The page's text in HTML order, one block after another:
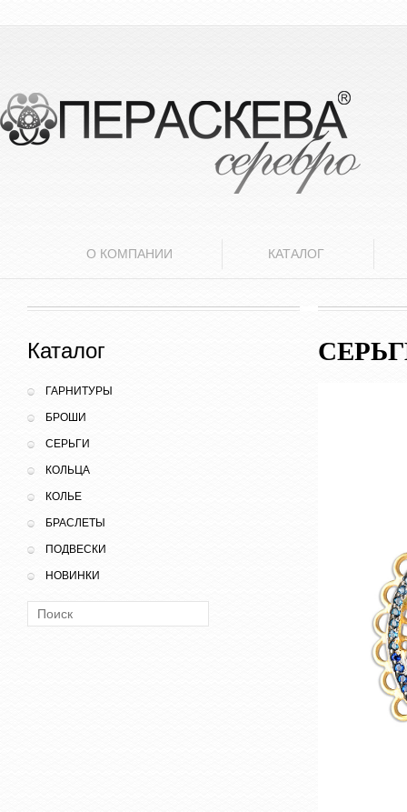
О КОМПАНИИ КАТАЛОГ
Каталог
ГАРНИТУРЫ
БРОШИ
СЕРЬГИ
КОЛЬЦА
КОЛЬЕ
БРАСЛЕТЫ
ПОДВЕСКИ
НОВИНКИ
Поиск: